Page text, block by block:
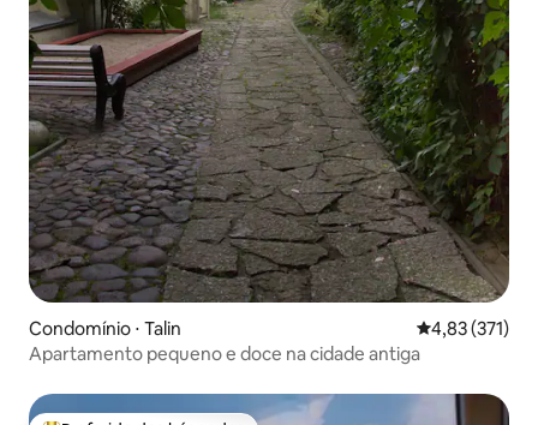
Condomínio ⋅ Talin 4,83 de uma
4,83 (371)
Apartamento pequeno e doce na cidade antiga